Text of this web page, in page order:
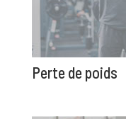
Perte de poids